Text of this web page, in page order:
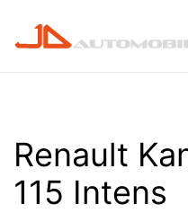
Skip to main content
Renault
115 Intens